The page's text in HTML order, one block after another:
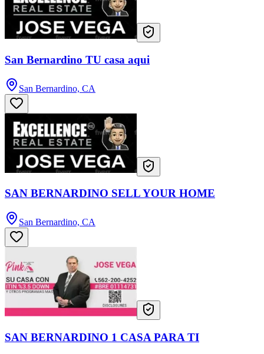
San Bernardino TU casa aqui
San Bernardino, CA
SAN BERNARDINO SELL YOUR HOME
San Bernardino, CA
SAN BERNARDINO 1 CASA PARA TI